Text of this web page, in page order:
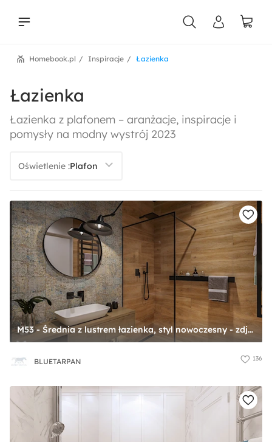
Łazienka
Inspiracje
Homebook.pl
Łazienka
Łazienka z plafonem – aranżacje, inspiracje i
pomysły na modny wystrój 2023
Oświetlenie :
M53 - Średnia z lustrem łazienka, styl nowoczesny - zdjęcie od BLUETARPAN
BLUETARPAN 136